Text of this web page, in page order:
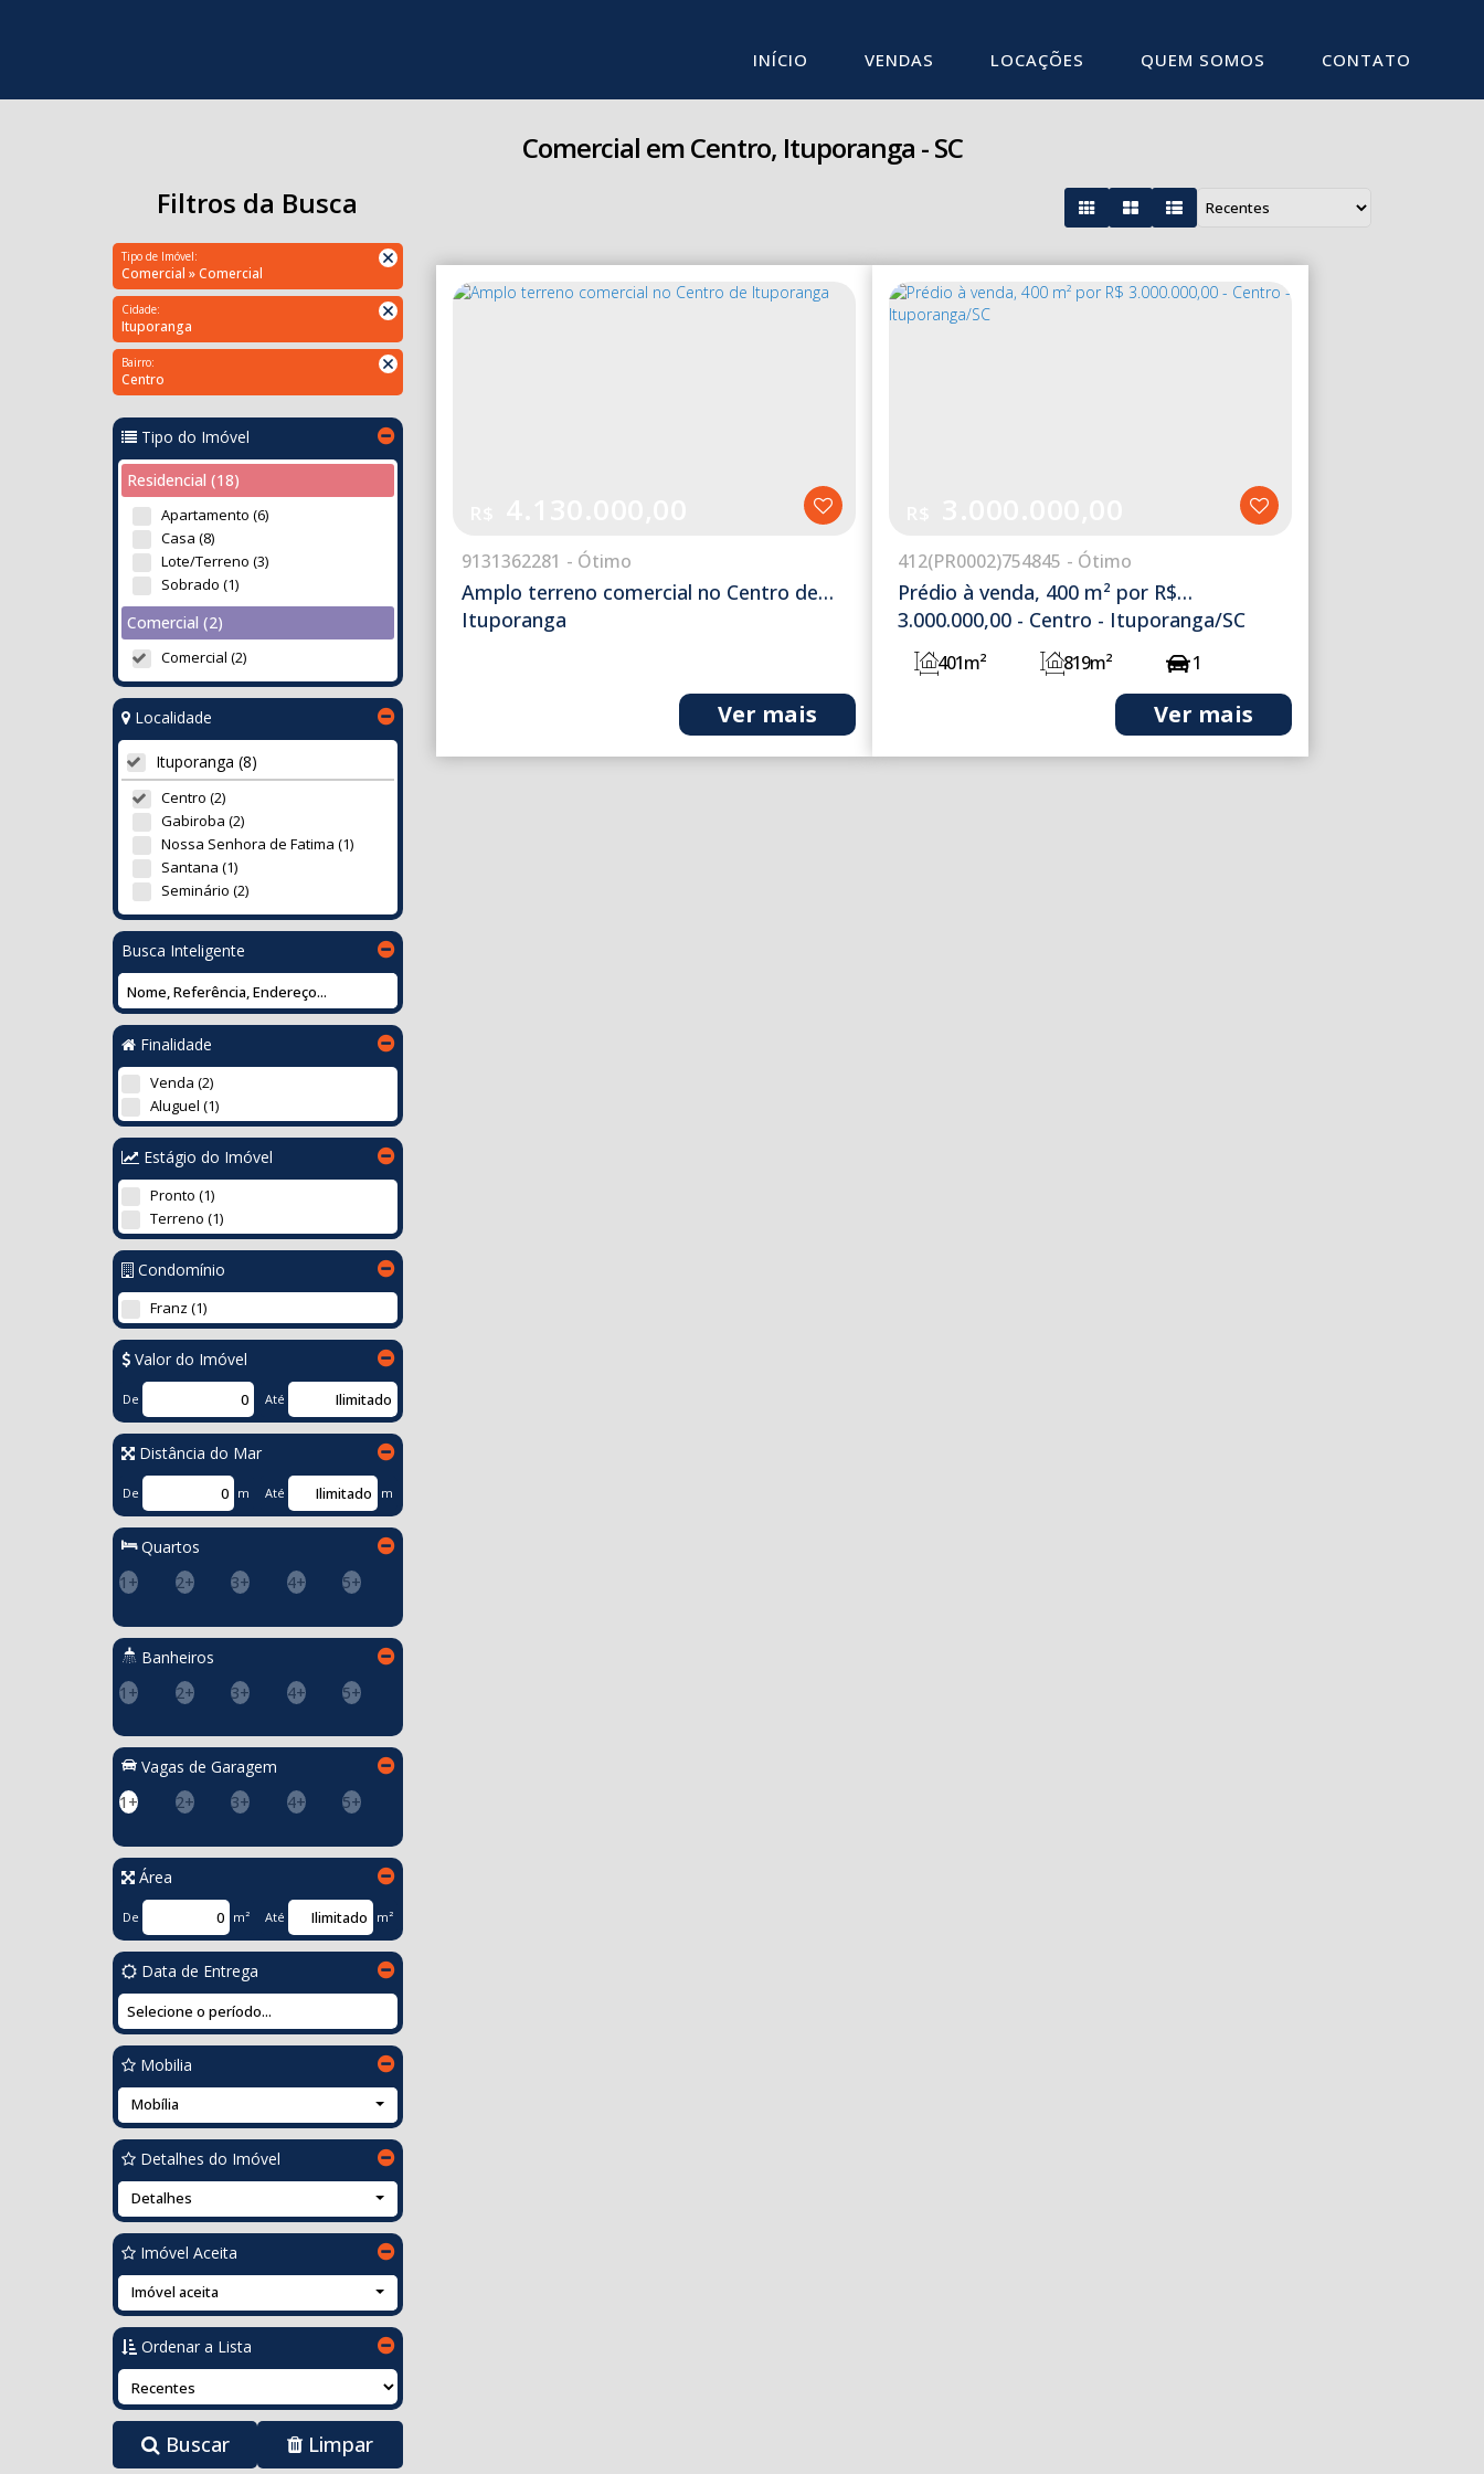
CONTATO
QUEM SOMOS
LOCAÇÕES
VENDAS
INÍCIO
Comercial em Centro, Ituporanga - SC
Filtros da Busca
Tipo de Imóvel:
Comercial » Comercial
Cidade:
Ituporanga
Bairro:
Centro
Tipo do Imóvel
Residencial (18)
Apartamento (6)
Casa (8)
Lote/Terreno (3)
Sobrado (1)
Comercial (2)
Comercial (2)
Localidade
Ituporanga (8)
Centro (2)
Gabiroba (2)
Nossa Senhora de Fatima (1)
Santana (1)
Seminário (2)
Busca Inteligente
Finalidade
Venda (2)
Aluguel (1)
Estágio do Imóvel
Pronto (1)
Terreno (1)
Condomínio
Franz (1)
Valor do Imóvel
De Até
Distância do Mar
De m Até m
Quartos
1+
2+ 3+ 4+ 5+
Banheiros
1+
2+ 3+ 4+ 5+
Vagas de Garagem
1+
2+ 3+ 4+ 5+
Área
De m² Até m²
Data de Entrega
Mobilia
Mobília
Detalhes do Imóvel
Detalhes
Imóvel Aceita
Imóvel aceita
Ordenar a Lista
Buscar Limpar
Amplo terreno comercial no Centro de
Ituporanga
9131362281
Prédio à venda, 400 m² por R$
3.000.000,00 - Centro - Ituporanga/SC
412(PR0002)754845
401m² 819m² 1